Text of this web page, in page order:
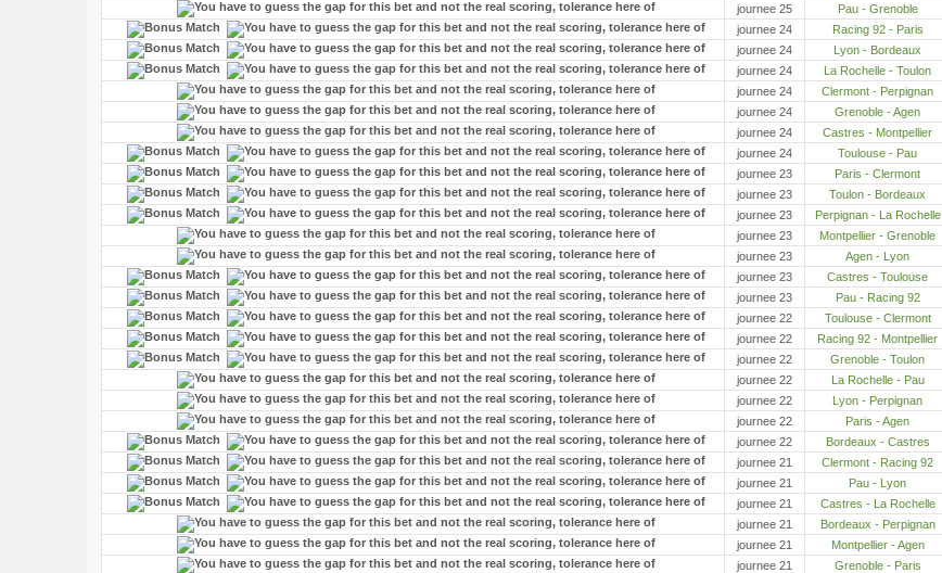
journee 25
Pau - Grenoble
journee 24
Racing 92 - Paris
journee 24
Lyon - Bordeaux
journee 24
La Rochelle - Toulon
journee 24
Clermont - Perpignan
journee 24
Grenoble - Agen
journee 24
Castres - Montpellier
journee 24
Toulouse - Pau
journee 23
Paris - Clermont
journee 23
Toulon - Bordeaux
journee 23
Perpignan - La Rochelle
journee 23
Montpellier - Grenoble
journee 23
Agen - Lyon
journee 23
Castres - Toulouse
journee 23
Pau - Racing 92
journee 22
Toulouse - Clermont
journee 22
Racing 92 - Montpellier
journee 22
Grenoble - Toulon
journee 22
La Rochelle - Pau
journee 22
Lyon - Perpignan
journee 22
Paris - Agen
journee 22
Bordeaux - Castres
journee 21
Clermont - Racing 92
journee 21
Pau - Lyon
journee 21
Castres - La Rochelle
journee 21
Bordeaux - Perpignan
journee 21
Montpellier - Agen
journee 21
Grenoble - Paris